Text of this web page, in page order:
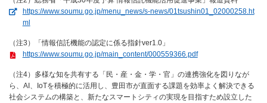
https://www.soumu.go.jp/menu_news/s-news/01tsushin01_02000258.ht
ml（新しいウィンドウを開きます）
（注3）「情報信託機能の認定に係る指針ver1.0」
https://www.soumu.go.jp/main_content/000559366.pdf
（注4）多様な知を共有する「民・産・金・学・官」の連携強化を図りなが
ら、AI、IoTを積極的に活用し、豊田市が直面する課題を効率よく解決できる
社会システムの構築と、新たなスマートシティの実現を目指すため設立した